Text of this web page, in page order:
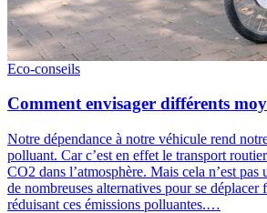
Eco-conseils
Comment envisager différents
Notre dépendance à notre véhicule rend
polluant. Car c’est en effet le transport
CO2 dans l’atmosphère. Mais cela n’est
de nombreuses alternatives pour se déplacer
réduisant ces émissions polluantes.…